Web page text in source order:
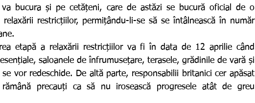
bucura și pe cetățeni, care de astăzi se bucură oficial de o
restricțiilor, permițându-li-se să se întâlnească în număr
saloanele de înfrumusețare, terasele, grădinile de vară și
vor redeschide. De altă parte, responsabilii britanici cer apăsat
precauți ca să nu irosească progresele atât de greu